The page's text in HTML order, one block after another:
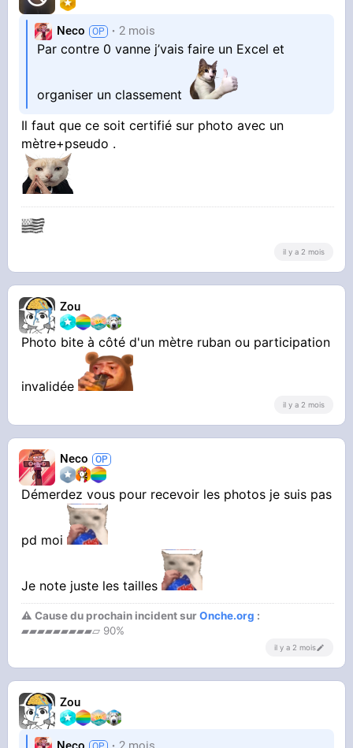
Neco 2 mois
Par contre 0 vanne j’vais faire un Excel et
organiser un classement
Il faut que ce soit certifié sur photo avec un
mètre+pseudo .
il y a 2 mois
Zou
Photo bite à côté d'un mètre ruban ou participation
invalidée
il y a 2 mois
Neco
Démerdez vous pour recevoir les photos je suis pas
pd moi
Je note juste les tailles
⚠ Cause du prochain incident surOnche.org :
▰▰▰▰▰▰▰▰▰▱ 90%
il y a 2 mois
Zou